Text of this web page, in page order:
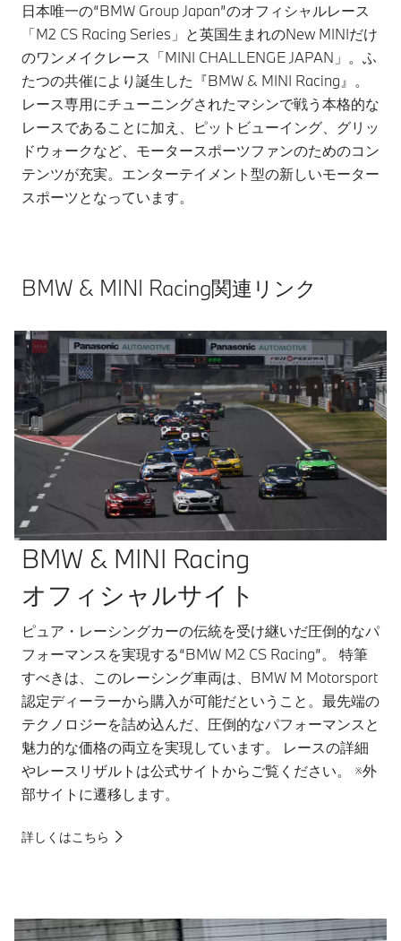
日本唯一の“BMW Group Japan”のオフィシャルレース
「M2 CS Racing Series」と英国生まれのNew MINIだけ
のワンメイクレース「MINI CHALLENGE JAPAN」。ふ
たつの共催により誕生した『BMW & MINI Racing』。
レース専用にチューニングされたマシンで戦う本格的な
レースであることに加え、ピットビューイング、グリッ
ドウォークなど、モータースポーツファンのためのコン
テンツが充実。エンターテイメント型の新しいモーター
スポーツとなっています。
BMW & MINI Racing関連リンク
BMW & MINI Racing
オフィシャルサイト
ピュア・レーシングカーの伝統を受け継いだ圧倒的なパ
フォーマンスを実現する“BMW M2 CS Racing”。 特筆
すべきは、このレーシング車両は、BMW M Motorsport
認定ディーラーから購入が可能だということ。最先端の
テクノロジーを詰め込んだ、圧倒的なパフォーマンスと
魅力的な価格の両立を実現しています。 レースの詳細
やレースリザルトは公式サイトからご覧ください。 ※外
部サイトに遷移します。
詳しくはこちら